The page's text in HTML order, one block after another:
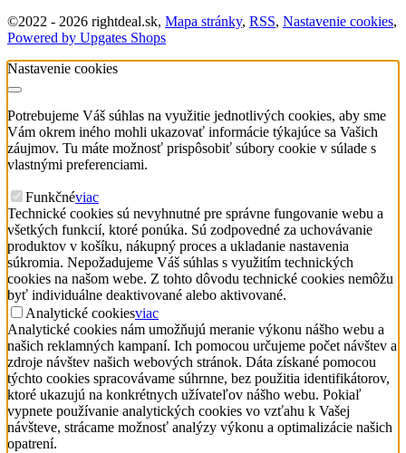
©2022 - 2026 rightdeal.sk, Mapa stránky, RSS, Nastavenie cookies,
Powered by Upgates Shops
Nastavenie cookies
Potrebujeme Váš súhlas na využitie jednotlivých cookies, aby sme
Vám okrem iného mohli ukazovať informácie týkajúce sa Vašich
záujmov. Tu máte možnosť prispôsobiť súbory cookie v súlade s
vlastnými preferenciami.
Funkčnéviac
Technické cookies sú nevyhnutné pre správne fungovanie webu a
všetkých funkcií, ktoré ponúka. Sú zodpovedné za uchovávanie
produktov v košíku, nákupný proces a ukladanie nastavenia
súkromia. Nepožadujeme Váš súhlas s využitím technických
cookies na našom webe. Z tohto dôvodu technické cookies nemôžu
byť individuálne deaktivované alebo aktivované.
Analytické cookiesviac
Analytické cookies nám umožňujú meranie výkonu nášho webu a
našich reklamných kampaní. Ich pomocou určujeme počet návštev a
zdroje návštev našich webových stránok. Dáta získané pomocou
týchto cookies spracovávame súhrnne, bez použitia identifikátorov,
ktoré ukazujú na konkrétnych užívateľov nášho webu. Pokiaľ
vypnete používanie analytických cookies vo vzťahu k Vašej
návšteve, strácame možnosť analýzy výkonu a optimalizácie našich
opatrení.